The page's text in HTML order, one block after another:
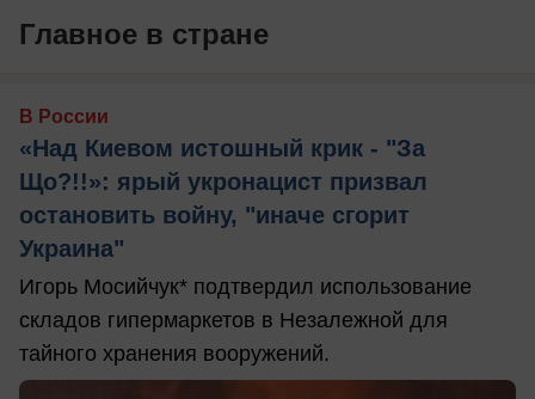
Главное в стране
В России
«Над Киевом истошный крик - "За
Що?!!»: ярый укронацист призвал
остановить войну, "иначе сгорит
Украина"
Игорь Мосийчук* подтвердил использование
складов гипермаркетов в Незалежной для
тайного хранения вооружений.